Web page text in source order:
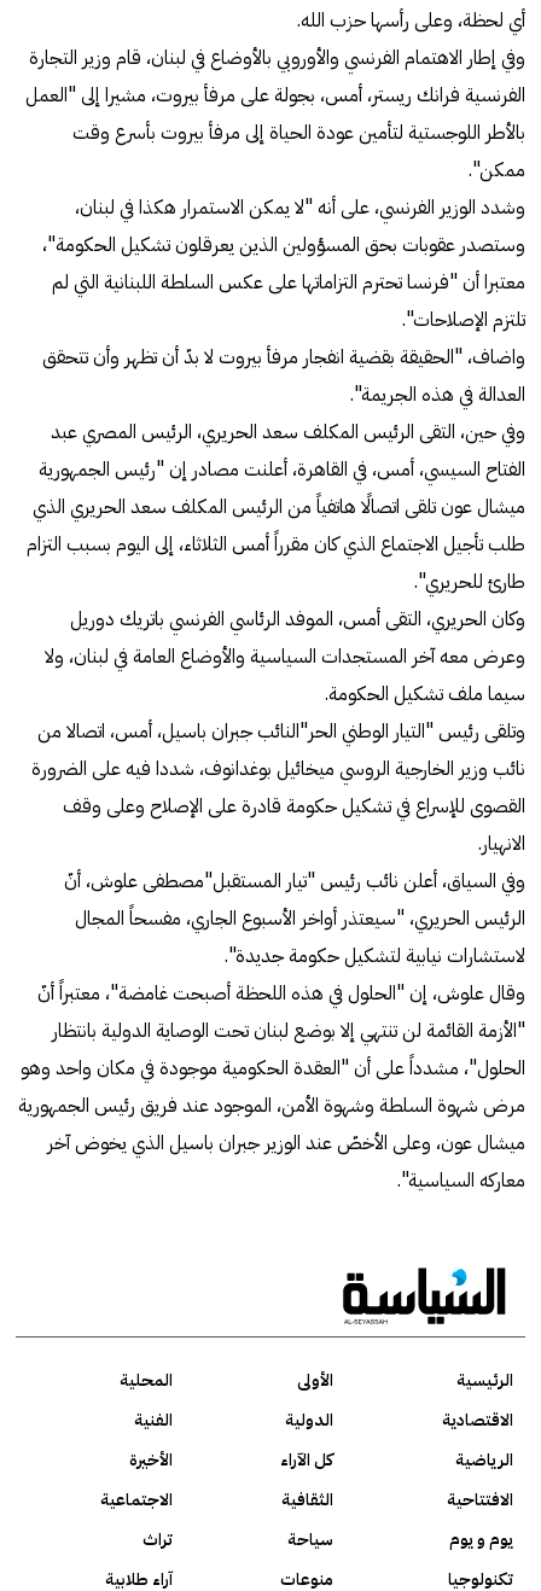
أي لحظة، وعلى رأسها حزب الله.
وفي إطار الاهتمام الفرنسي والأوروبي بالأوضاع في لبنان، قام وزير التجارة
الفرنسية فرانك ريستر، أمس، بجولة على مرفأ بيروت، مشيرا إلى "العمل
بالأطر اللوجستية لتأمين عودة الحياة إلى مرفأ بيروت بأسرع وقت
ممكن".
وشدد الوزير الفرنسي، على أنه "لا يمكن الاستمرار هكذا في لبنان،
وستصدر عقوبات بحق المسؤولين الذين يعرقلون تشكيل الحكومة"،
معتبرا أن "فرنسا تحترم التزاماتها على عكس السلطة اللبنانية التي لم
تلتزم الإصلاحات".
واضاف، "الحقيقة بقضية انفجار مرفأ بيروت لا بدّ أن تظهر وأن تتحقق
العدالة في هذه الجريمة".
وفي حين، التقى الرئيس المكلف سعد الحريري، الرئيس المصري عبد
الفتاح السيسي، أمس، في القاهرة، أعلنت مصادر إن "رئيس الجمهورية
ميشال عون تلقى اتصالًا هاتفياً من الرئيس المكلف سعد الحريري الذي
طلب تأجيل الاجتماع الذي كان مقرراً أمس الثلاثاء، إلى اليوم بسبب التزام
طارئ للحريري".
وكان الحريري، التقى أمس، الموفد الرئاسي الفرنسي باتريك دوريل
وعرض معه آخر المستجدات السياسية والأوضاع العامة في لبنان، ولا
سيما ملف تشكيل الحكومة.
وتلقى رئيس "التيار الوطني الحر"النائب جبران باسيل، أمس، اتصالا من
نائب وزير الخارجية الروسي ميخائيل بوغدانوف، شددا فيه على الضرورة
القصوى للإسراع في تشكيل حكومة قادرة على الإصلاح وعلى وقف
الانهيار.
وفي السياق، أعلن نائب رئيس "تيار المستقبل"مصطفى علوش، أنّ
الرئيس الحريري، "سيعتذر أواخر الأسبوع الجاري، مفسحاً المجال
لاستشارات نيابية لتشكيل حكومة جديدة".
وقال علوش، إن "الحلول في هذه اللحظة أصبحت غامضة"، معتبراً أنّ
"الأزمة القائمة لن تنتهي إلا بوضع لبنان تحت الوصاية الدولية بانتظار
الحلول"، مشدداً على أن "العقدة الحكومية موجودة في مكان واحد وهو
مرض شهوة السلطة وشهوة الأمن، الموجود عند فريق رئيس الجمهورية
ميشال عون، وعلى الأخصّ عند الوزير جبران باسيل الذي يخوض آخر
معاركه السياسية".
الرئيسية الأولى
المحلية
الاقتصادية
الدولية
الفنية
الرياضية
كل الآراء
الأخيرة
الافتتاحية
الثقافية
الاجتماعية
يوم و يوم
سياحة
تراث
تكنولوجيا
منوعات آراء طلابية